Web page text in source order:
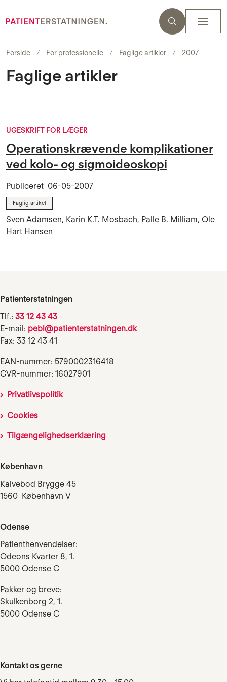
Forside For professionelle Faglige artikler 2007
Faglige artikler
UGESKRIFT FOR LÆGER
Operationskrævende komplikationer
ved kolo- og sigmoideoskopi
Publiceret 06-05-2007
Faglig artikel
Sven Adamsen, Karin K.T. Mosbach, Palle B. Milliam, Ole
Hart Hansen
Patienterstatningen
Tlf.: 33 12 43 43
E-mail: pebl@patienterstatningen.dk
Fax: 33 12 43 41
EAN-nummer: 5790002316418
CVR-nummer: 16027901
Privatlivspolitik
Cookies
Tilgængelighedserklæring
København
Kalvebod Brygge 45
1560 København V
Odense
Patienthenvendelser:
Odeons Kvarter 8, 1.
5000 Odense C
Pakker og breve:
Skulkenborg 2, 1.
5000 Odense C
Kontakt os gerne